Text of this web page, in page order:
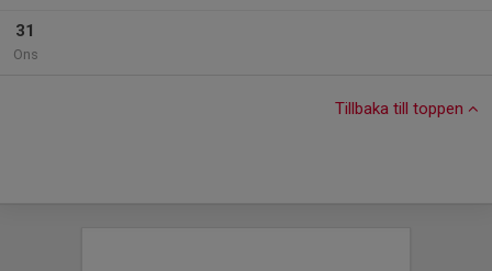
31
Ons
Tillbaka till toppen